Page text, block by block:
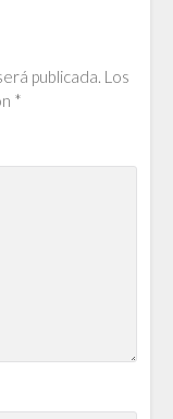
publicada. Los
*